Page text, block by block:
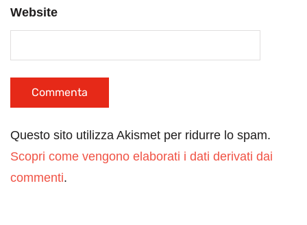
Website
Questo sito utilizza Akismet per ridurre lo spam.
Scopri come vengono elaborati i dati derivati dai
commenti.